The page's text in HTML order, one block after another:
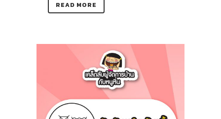
READ MORE